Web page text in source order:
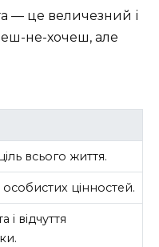
— це величезний і
не-хочеш, але
всього життя.
цінностей.
і відчуття